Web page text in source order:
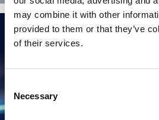
may combine it with other
provided to them or that they’ve
of their services.
Selection
Necessary
Think Clutch.